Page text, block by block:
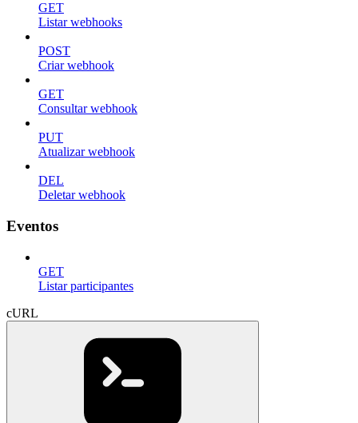
GET
Listar webhooks
POST
Criar webhook
GET
Consultar webhook
PUT
Atualizar webhook
DEL
Deletar webhook
Eventos
GET
Listar participantes
cURL